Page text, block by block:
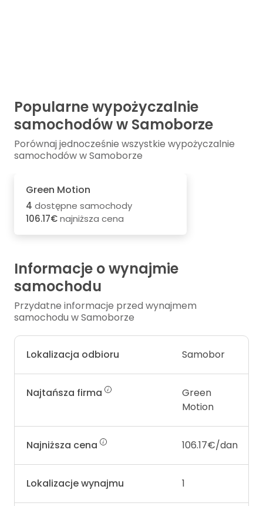
Popularne wypożyczalnie
samochodów w Samoborze
Porównaj jednocześnie wszystkie wypożyczalnie
samochodów w Samoborze
Green Motion
4 dostępne samochody
106.17€najniższa cena
Informacje o wynajmie
samochodu
Przydatne informacje przed wynajmem
samochodu w Samoborze
Lokalizacja odbioru Samobor
Najtańsza firma
Green
Motion
Najniższa cena 106.17€/dan
Lokalizacje wynajmu 1